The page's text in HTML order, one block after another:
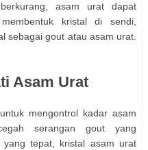
asam urat dapat
kristal di sendi,
sebagai gout atau asam urat.
Asam Urat
mengontrol kadar asam
serangan gout yang
yang tepat, kristal asam urat